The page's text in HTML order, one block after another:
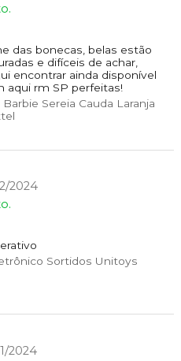
das bonecas, belas estão
e difíceis de achar,
encontrar ainda disponível
aqui rm SP perfeitas!
Sereia Cauda Laranja
2024
Sortidos Unitoys
2024